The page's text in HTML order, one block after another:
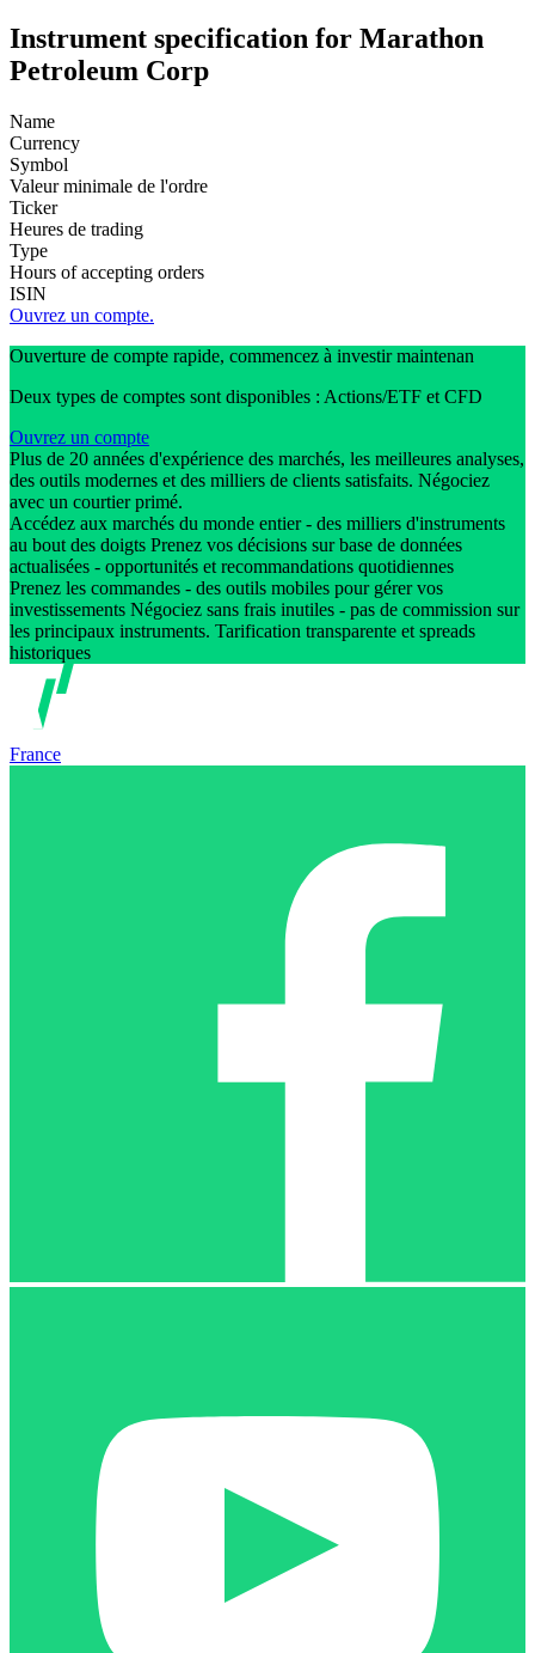
Instrument specification for Marathon
Petroleum Corp
Name
Currency
Symbol
Valeur minimale de l'ordre
Ticker
Heures de trading
Type
Hours of accepting orders
ISIN
Ouvrez un compte.
Ouverture de compte rapide, commencez à investir maintenan
Deux types de comptes sont disponibles : Actions/ETF et CFD
Ouvrez un compte
Plus de 20 années d'expérience des marchés, les meilleures analyses,
des outils modernes et des milliers de clients satisfaits. Négociez
avec un courtier primé.
Accédez aux marchés du monde entier - des milliers d'instruments
au bout des doigts Prenez vos décisions sur base de données
actualisées - opportunités et recommandations quotidiennes
Prenez les commandes - des outils mobiles pour gérer vos
investissements Négociez sans frais inutiles - pas de commission sur
les principaux instruments. Tarification transparente et spreads
historiques
France